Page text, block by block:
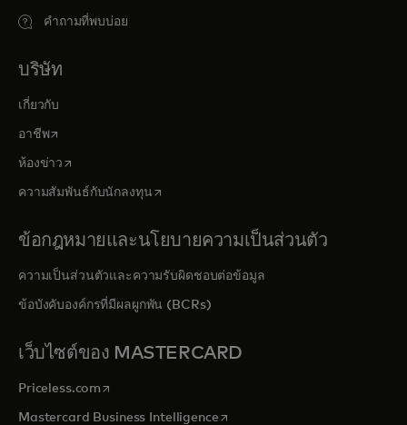
คำถามที่พบบ่อย
บริษัท
เกี่ยวกับ
อาชีพopens in a new tab
ห้องข่าว opens in a new tab
ความสัมพันธ์กับนักลงทุนopens in a new tab
ข้อกฎหมายและนโยบายความเป็นส่วนตัว
ความเป็นส่วนตัวและความรับผิดชอบต่อข้อมูล
ข้อบังคับองค์กรที่มีผลผูกพัน (BCRs)
เว็บไซต์ของ MASTERCARD
Priceless.com opens in a new tab
Mastercard Business Intelligenceopens in a new tab